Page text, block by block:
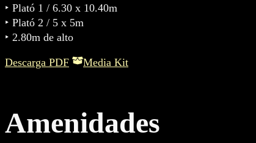
‣ Plató 1 / 6.30 x 10.40m
‣ Plató 2 / 5 x 5m
‣ 2.80m de alto
Descarga PDF Media Kit
Amenidades